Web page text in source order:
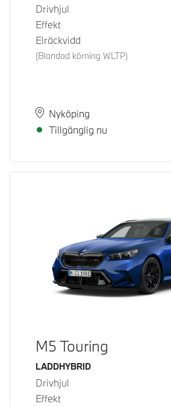
Drivhjul
Effekt
Elräckvidd
(Blandad körning WLTP)
PlatsNyköping
Leveranstid
Tillgänglig nu
M5 Touring
Bränsle
LADDHYBRID
Drivhjul
Effekt